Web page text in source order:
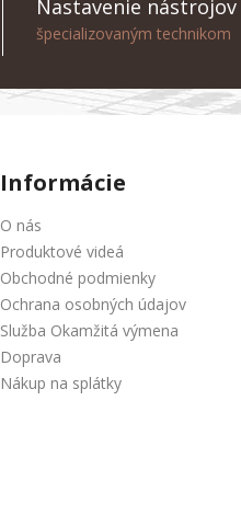
Nastavenie nástrojov
špecializovaným technikom
Informácie
O nás
Produktové videá
Obchodné podmienky
Ochrana osobných údajov
Služba Okamžitá výmena
Doprava
Nákup na splátky